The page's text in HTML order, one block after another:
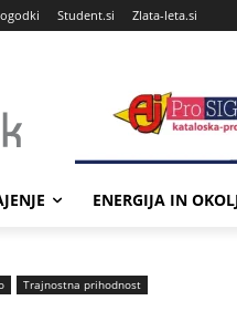
Student.si Zlata-leta.si
ENERGIJA IN
Trajnostna prihodnost